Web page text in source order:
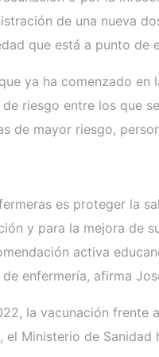
de una nueva
que está a punto de
ya ha comenzado
riesgo entre los que
de mayor riesgo,
es proteger la
y para la mejora de
activa
enfermería, afirma
la vacunación
el Ministerio de